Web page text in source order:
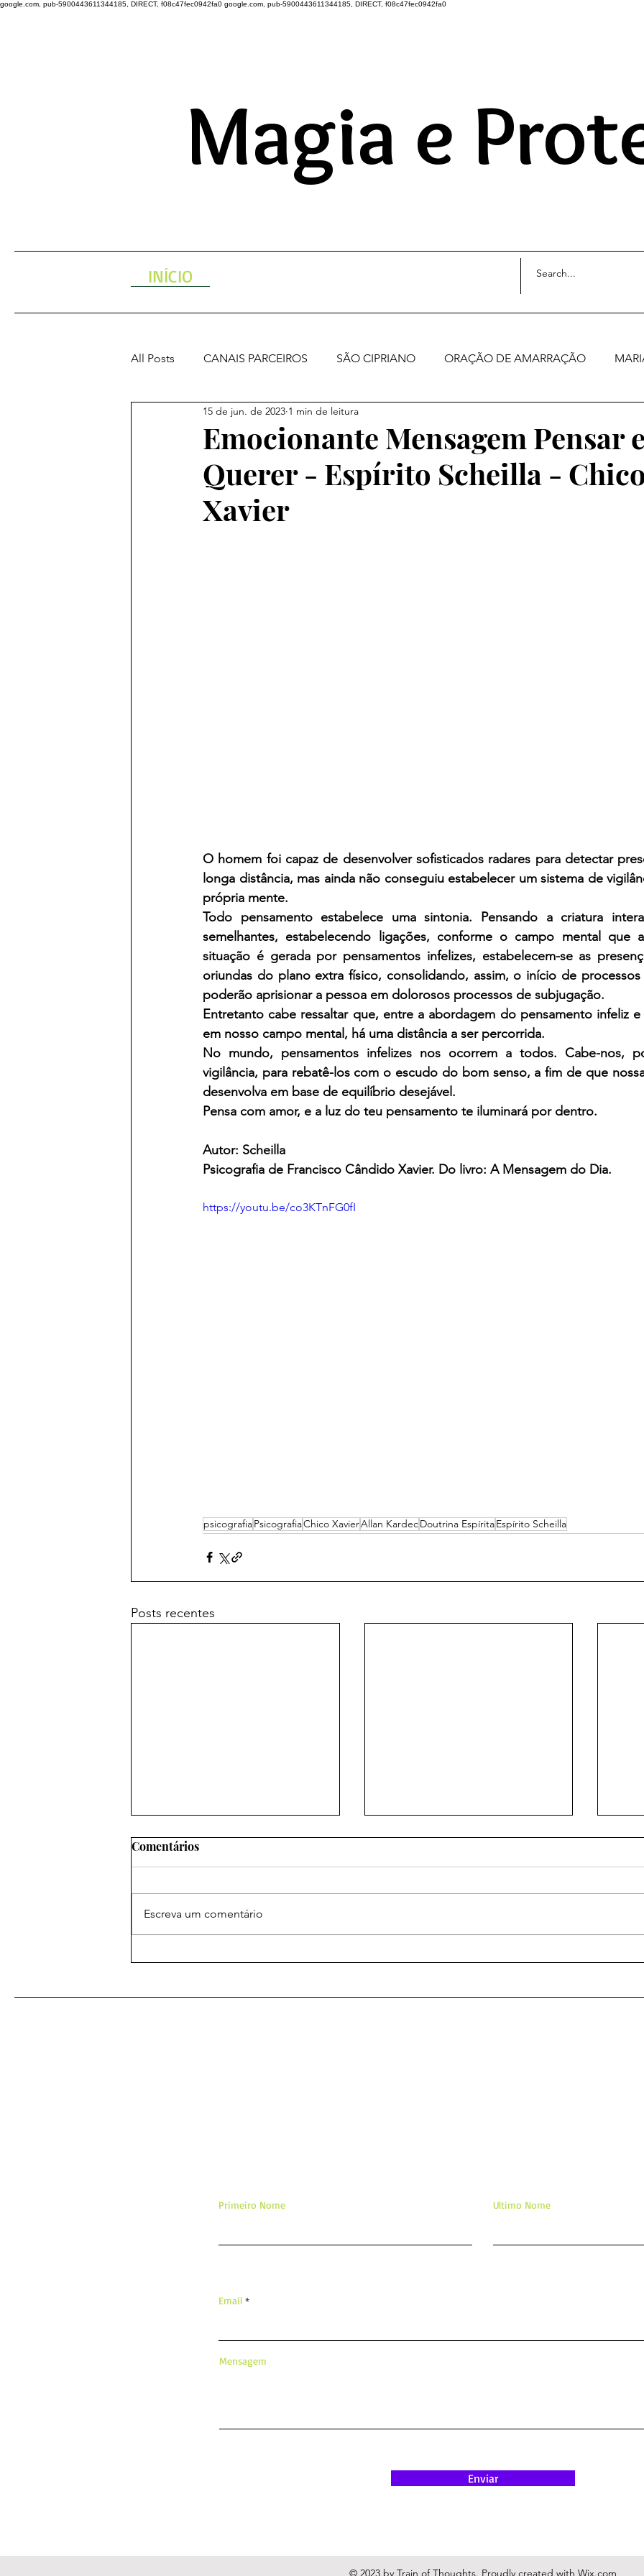
google.com, pub-5900443611344185, DIRECT, f08c47fec0942fa0 google.com, pub-5900443611344185, DIRECT, f08c47fec0942fa0
A ENERGIA DO UNIVERSO ATRAVÉS
Magia e
INÍCIO
All Posts CANAIS PARCEIROS SÃO CIPRIANO ORAÇÃO DE AMARRAÇÃO
ORAÇÕES PODEROSAS
Emocionante Mensagem Pensar e
Querer - Espírito Scheilla - Chico
Xavier
15 de jun. de 2023 1 min de leitura
O homem foi capaz de desenvolver sofisticados radares para detectar
longa distância, mas ainda não conseguiu estabelecer um sistema de
própria mente.
Todo pensamento estabelece uma sintonia. Pensando a criatura
semelhantes, estabelecendo ligações, conforme o campo mental que
situação é gerada por pensamentos infelizes, estabelecem-se as
oriundas do plano extra físico, consolidando, assim, o início de processos
poderão aprisionar a pessoa em dolorosos processos de subjugação.
Entretanto cabe ressaltar que, entre a abordagem do pensamento infeliz e
em nosso campo mental, há uma distância a ser percorrida.
No mundo, pensamentos infelizes nos ocorrem a todos. Cabe-nos,
vigilância, para rebatê-los com o escudo do bom senso, a fim de que
desenvolva em base de equilíbrio desejável.
Pensa com amor, e a luz do teu pensamento te iluminará por dentro.
Autor: Scheilla
Psicografia de Francisco Cândido Xavier. Do livro: A Mensagem do Dia.
https://youtu.be/co3KTnFG0fI
psicografiaPsicografiaChico XavierAllan KardecDoutrina EspíritaEspírito Scheilla
Posts recentes
Comentários
Escreva um comentário
Primeiro Nome Ultimo Nome
Email
Mensagem
Enviar